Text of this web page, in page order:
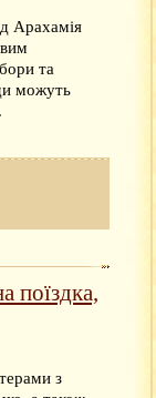
Арахамія
та
можуть
поїздка,
з